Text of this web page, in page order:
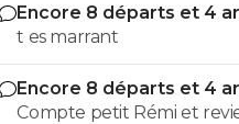
Encore 8 départs et 4
valser à l'OL
t es marrant
Encore 8 départs et 4
valser à l'OL
Compte petit Rémi et